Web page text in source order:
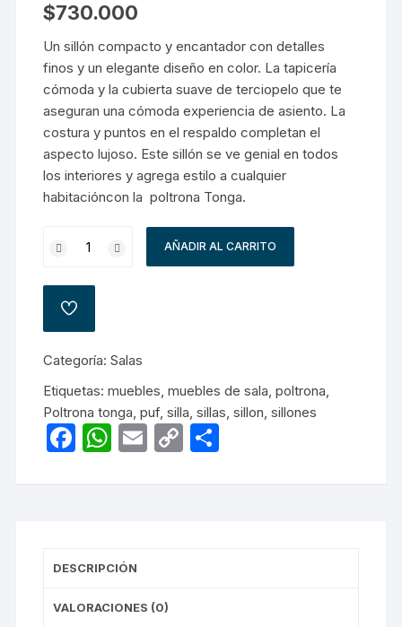
$730.000
Un sillón compacto y encantador con detalles
finos y un elegante diseño en color. La tapicería
cómoda y la cubierta suave de terciopelo que te
aseguran una cómoda experiencia de asiento. La
costura y puntos en el respaldo completan el
aspecto lujoso. Este sillón se ve genial en todos
los interiores y agrega estilo a cualquier
habitacióncon la poltrona Tonga.
Tonga
AÑADIR AL CARRITO
AÑADIR
LISTA
DE
Categoría:Salas
Etiquetas:muebles,muebles de sala,poltrona,
Poltrona tonga,puf,silla,sillas,sillon,sillones
F
o
o
W
A
p
p
E
C
DESCRIPCIÓN
VALORACIONES (0)